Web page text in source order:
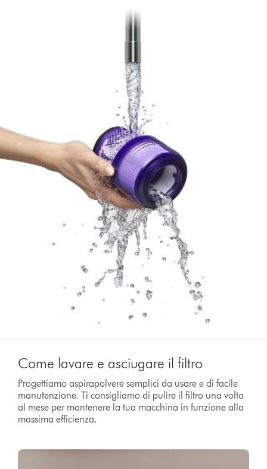
Come lavare e asciugare il filtro
Progettiamo aspirapolvere semplici da usare e di facile
manutenzione. Ti consigliamo di pulire il filtro una volta
al mese per mantenere la tua macchina in funzione alla
massima efficienza.